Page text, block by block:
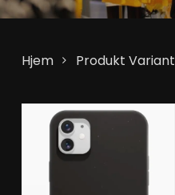
Hjem Produkt Variant